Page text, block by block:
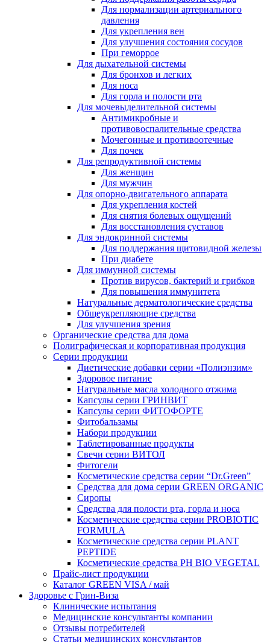
Для нормализации артериального
давления
Для укрепления вен
Для улучшения состояния сосудов
При геморрое
Для дыхательной системы
Для бронхов и легких
Для носа
Для горла и полости рта
Для мочевыделительной системы
Антимикробные и
противовоспалительные средства
Мочегонные и противоотечные
Для почек
Для репродуктивной системы
Для женщин
Для мужчин
Для опорно-двигательного аппарата
Для укрепления костей
Для снятия болевых ощущений
Для восстановления суставов
Для эндокринной системы
Для поддержания щитовидной железы
При диабете
Для иммунной системы
Против вирусов, бактерий и грибков
Для повышения иммунитета
Натуральные дерматологические средства
Общеукрепляющие средства
Для улучшения зрения
Органические средства для дома
Полиграфическая и корпоративная продукция
Серии продукции
Диетические добавки серии «Полиэнзим»
Здоровое питание
Натуральные масла холодного отжима
Капсулы серии ГРИНВИТ
Капсулы серии ФИТОФОРТЕ
Фитобальзамы
Набори продукции
Таблетированные продукты
Свечи серии ВИТОЛ
Фитогели
Косметические средства серии “Dr.Green”
Средства для дома серии GREEN ORGANIC
Сиропы
Средства для полости рта, горла и носа
Косметические средства серии PROBIOTIC
FORMULA
Косметические средства серии PLANT
PEPTIDE
Косметические средства PH BIO VEGETAL
Прайс-лист продукции
Каталог GREEN VISA / май
Здоровье с Грин-Виза
Клинические испытания
Медицинские консультанты компании
Отзывы потребителей
Статьи медицинских консультантов